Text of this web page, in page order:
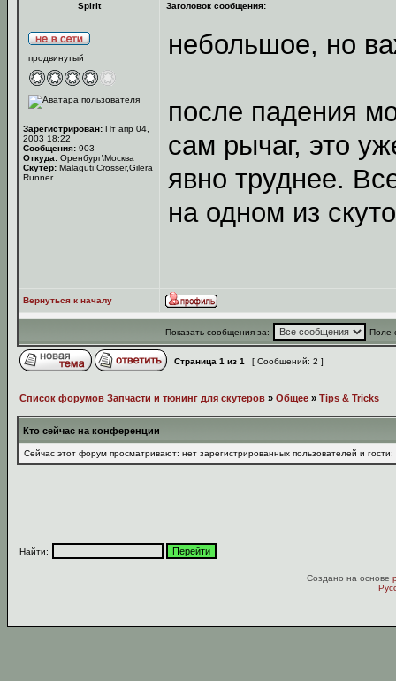
Spirit Заголовок сообщения:
продвинутый
Зарегистрирован: Пт апр 04,
2003 18:22
Сообщения: 903
Откуда: Оренбург\Москва
Скутер: Malaguti Crosser,Gilera
Runner
небольшое, но
после падения
сам рычаг, это
явно труднее.
на одном из
Вернуться к началу
Показать сообщения за: Поле
Страница 1 из 1 [ Сообщений: 2 ]
Список форумов Запчасти и тюнинг для скутеров » Общее » Tips & Tricks
Кто сейчас на конференции
Сейчас этот форум просматривают: нет зарегистрированных пользователей и гости:
Найти:
Создано на основе